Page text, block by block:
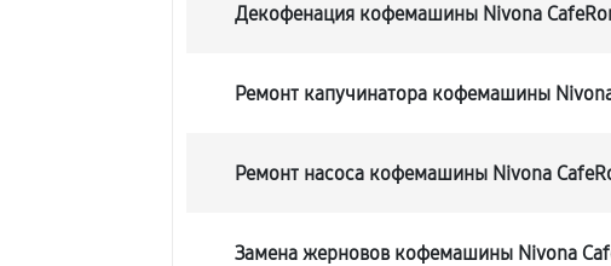
Декофенация кофемашины Nivona
Ремонт капучинатора кофемашины
Ремонт насоса кофемашины Nivona
Замена жерновов кофемашины Nivona